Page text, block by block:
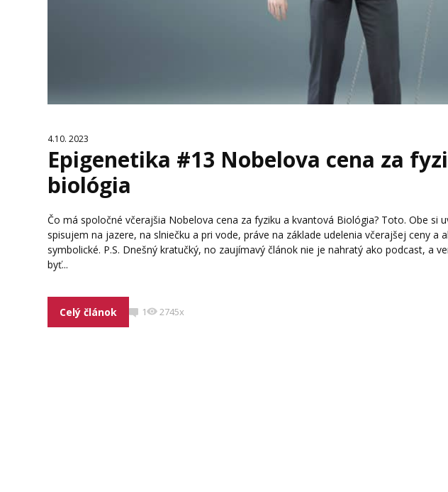
4.10. 2023
Epigenetika #13 Nobelova cena za
biológia
Čo má spoločné včerajšia Nobelova cena za fyziku a kvantová Biológia? Toto. Obe si
spisujem na jazere, na slniečku a pri vode, práve na základe udelenia včerajšej ceny
symbolické. P.S. Dnešný kratučký, no zaujímavý článok nie je nahratý ako podcast, a
byť...
Celý článok 1 2745x